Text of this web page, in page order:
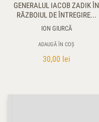
GENERALUL IACOB ZADIK ÎN
RĂZBOIUL DE ÎNTREGIRE...
ION GIURCĂ
ADAUGĂ ÎN COȘ
30,00 lei